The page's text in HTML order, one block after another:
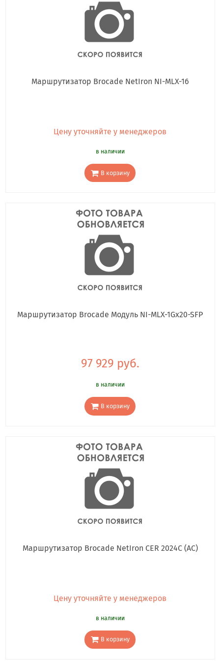
Маршрутизатор Brocade NetIron NI-MLX-16
Цену уточняйте у менеджеров
в наличии
В корзину
Маршрутизатор Brocade Модуль NI-MLX-1Gx20-SFP
97 929 руб.
в наличии
В корзину
Маршрутизатор Brocade NetIron CER 2024C (AC)
Цену уточняйте у менеджеров
в наличии
В корзину